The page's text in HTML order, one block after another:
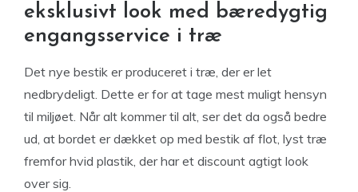
eksklusivt look med bæredygtig
engangsservice i træ
Det nye bestik er produceret i træ, der er let
nedbrydeligt. Dette er for at tage mest muligt hensyn
til miljøet. Når alt kommer til alt, ser det da også bedre
ud, at bordet er dækket op med bestik af flot, lyst træ
fremfor hvid plastik, der har et discount agtigt look
over sig.